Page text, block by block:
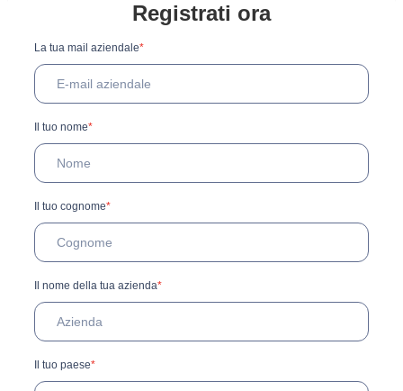
Registrati ora
*
La tua mail aziendale
*
Il tuo nome
*
Il tuo cognome
*
Il nome della tua azienda
*
Il tuo paese